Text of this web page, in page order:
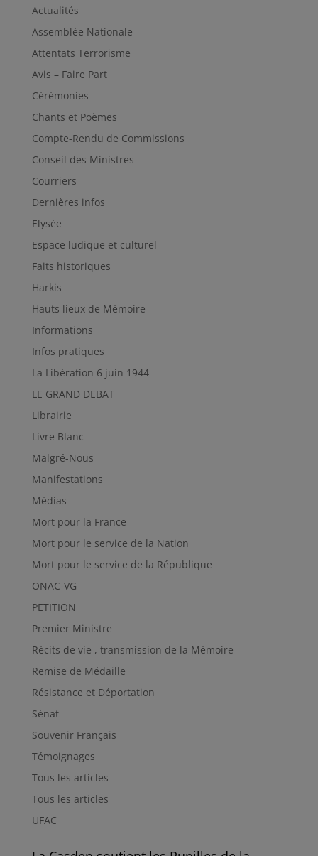
Actualités
Assemblée Nationale
Attentats Terrorisme
Avis – Faire Part
Cérémonies
Chants et Poèmes
Compte-Rendu de Commissions
Conseil des Ministres
Courriers
Dernières infos
Elysée
Espace ludique et culturel
Faits historiques
Harkis
Hauts lieux de Mémoire
Informations
Infos pratiques
La Libération 6 juin 1944
LE GRAND DEBAT
Librairie
Livre Blanc
Malgré-Nous
Manifestations
Médias
Mort pour la France
Mort pour le service de la Nation
Mort pour le service de la République
ONAC-VG
PETITION
Premier Ministre
Récits de vie , transmission de la Mémoire
Remise de Médaille
Résistance et Déportation
Sénat
Souvenir Français
Témoignages
Tous les articles
Tous les articles
UFAC